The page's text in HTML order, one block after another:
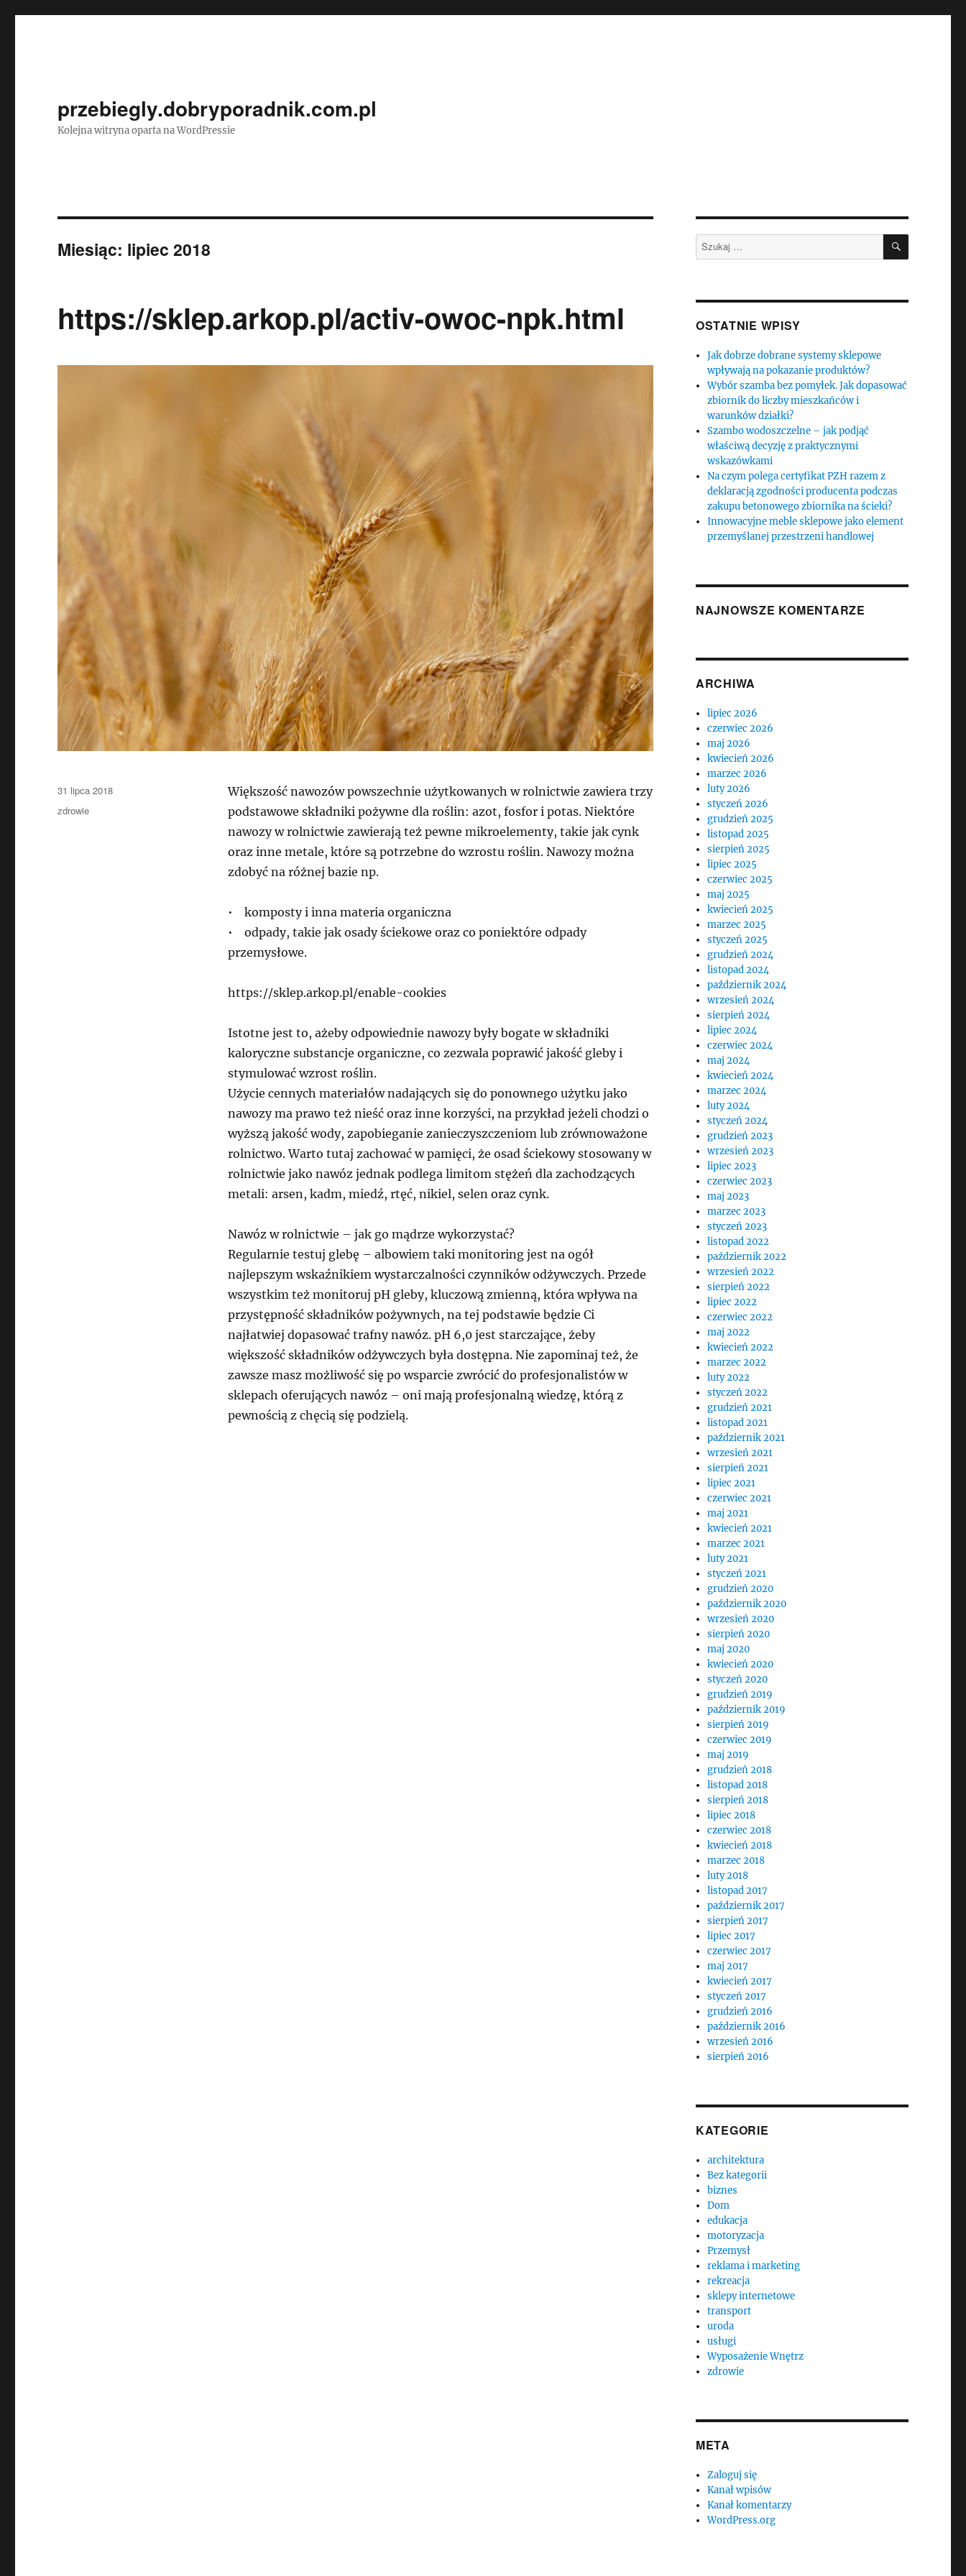
przebiegly.dobryporadnik.com.pl
Kolejna witryna oparta na WordPressie
Miesiąc: lipiec 2018
https://sklep.arkop.pl/activ-owoc-npk.html
Większość nawozów powszechnie użytkowanych w rolnictwie zawiera trzy
podstawowe składniki pożywne dla roślin: azot, fosfor i potas. Niektóre
nawozy w rolnictwie zawierają też pewne mikroelementy, takie jak cynk
oraz inne metale, które są potrzebne do wzrostu roślin. Nawozy można
zdobyć na różnej bazie np.
• komposty i inna materia organiczna
• odpady, takie jak osady ściekowe oraz co poniektóre odpady
przemysłowe.
https://sklep.arkop.pl/enable-cookies
Istotne jest to, ażeby odpowiednie nawozy były bogate w składniki
kaloryczne substancje organiczne, co zezwala poprawić jakość gleby i
stymulować wzrost roślin.
Użycie cennych materiałów nadających się do ponownego użytku jako
nawozy ma prawo też nieść oraz inne korzyści, na przykład jeżeli chodzi o
wyższą jakość wody, zapobieganie zanieczyszczeniom lub zrównoważone
rolnictwo. Warto tutaj zachować w pamięci, że osad ściekowy stosowany w
rolnictwie jako nawóz jednak podlega limitom stężeń dla zachodzących
metali: arsen, kadm, miedź, rtęć, nikiel, selen oraz cynk.
Nawóz w rolnictwie – jak go mądrze wykorzystać?
Regularnie testuj glebę – albowiem taki monitoring jest na ogół
najlepszym wskaźnikiem wystarczalności czynników odżywczych. Przede
wszystkim też monitoruj pH gleby, kluczową zmienną, która wpływa na
przystępność składników pożywnych, na tej podstawie będzie Ci
najłatwiej dopasować trafny nawóz. pH 6,0 jest starczające, żeby
większość składników odżywczych była dostępna. Nie zapominaj też, że
zawsze masz możliwość się po wsparcie zwrócić do profesjonalistów w
sklepach oferujących nawóz – oni mają profesjonalną wiedzę, którą z
pewnością z chęcią się podzielą.
Data
publikacji
31 lipca 2018
Kategorie
zdrowie
Szukaj: SZUKAJ
OSTATNIE WPISY
Jak dobrze dobrane systemy sklepowe
wpływają na pokazanie produktów?
Wybór szamba bez pomyłek. Jak dopasować
zbiornik do liczby mieszkańców i
warunków działki?
Szambo wodoszczelne – jak podjąć
właściwą decyzję z praktycznymi
wskazówkami
Na czym polega certyfikat PZH razem z
deklaracją zgodności producenta podczas
zakupu betonowego zbiornika na ścieki?
Innowacyjne meble sklepowe jako element
przemyślanej przestrzeni handlowej
NAJNOWSZE KOMENTARZE
ARCHIWA
lipiec 2026
czerwiec 2026
maj 2026
kwiecień 2026
marzec 2026
luty 2026
styczeń 2026
grudzień 2025
listopad 2025
sierpień 2025
lipiec 2025
czerwiec 2025
maj 2025
kwiecień 2025
marzec 2025
styczeń 2025
grudzień 2024
listopad 2024
październik 2024
wrzesień 2024
sierpień 2024
lipiec 2024
czerwiec 2024
maj 2024
kwiecień 2024
marzec 2024
luty 2024
styczeń 2024
grudzień 2023
wrzesień 2023
lipiec 2023
czerwiec 2023
maj 2023
marzec 2023
styczeń 2023
listopad 2022
październik 2022
wrzesień 2022
sierpień 2022
lipiec 2022
czerwiec 2022
maj 2022
kwiecień 2022
marzec 2022
luty 2022
styczeń 2022
grudzień 2021
listopad 2021
październik 2021
wrzesień 2021
sierpień 2021
lipiec 2021
czerwiec 2021
maj 2021
kwiecień 2021
marzec 2021
luty 2021
styczeń 2021
grudzień 2020
październik 2020
wrzesień 2020
sierpień 2020
maj 2020
kwiecień 2020
styczeń 2020
grudzień 2019
październik 2019
sierpień 2019
czerwiec 2019
maj 2019
grudzień 2018
listopad 2018
sierpień 2018
lipiec 2018
czerwiec 2018
kwiecień 2018
marzec 2018
luty 2018
listopad 2017
październik 2017
sierpień 2017
lipiec 2017
czerwiec 2017
maj 2017
kwiecień 2017
styczeń 2017
grudzień 2016
październik 2016
wrzesień 2016
sierpień 2016
KATEGORIE
architektura
Bez kategorii
biznes
Dom
edukacja
motoryzacja
Przemysł
reklama i marketing
rekreacja
sklepy internetowe
transport
uroda
usługi
Wyposażenie Wnętrz
zdrowie
META
Zaloguj się
Kanał wpisów
Kanał komentarzy
WordPress.org